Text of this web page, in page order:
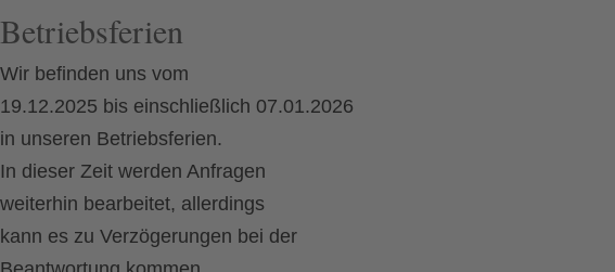
Betriebsferien
Wir befinden uns vom
19.12.2025 bis einschließlich 07.01.2026
in unseren Betriebsferien.
In dieser Zeit werden Anfragen
weiterhin bearbeitet, allerdings
kann es zu Verzögerungen bei der